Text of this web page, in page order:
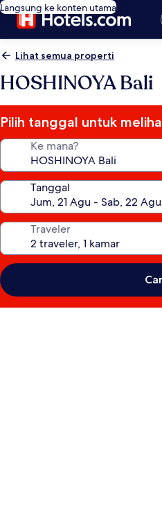
Langsung ke konten utama
Lihat semua properti
HOSHINOYA Bali
Pilih tanggal untuk
Ke mana?
Tanggal
Traveler